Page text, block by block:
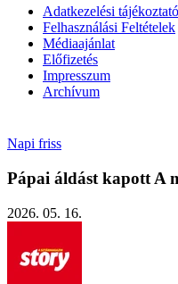
Adatkezelési tájékoztató
Felhasználási Feltételek
Médiaajánlat
Előfizetés
Impresszum
Archívum
Napi friss
Pápai áldást kapott A
2026. 05. 16.